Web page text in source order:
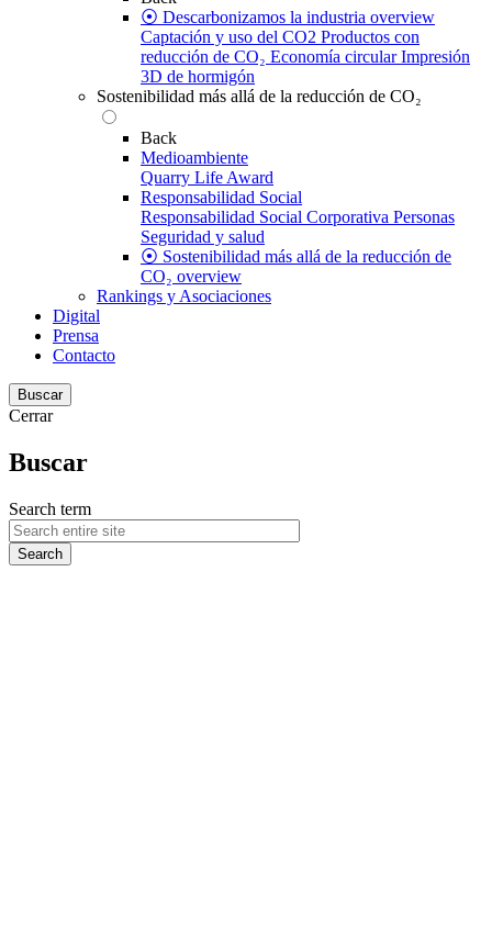
⦿ Descarbonizamos la industria overview
Captación y uso del CO2 Productos con
reducción de CO₂ Economía circular Impresión
3D de hormigón
Sostenibilidad más allá de la reducción de CO₂
Back
Medioambiente
Quarry Life Award
Responsabilidad Social
Responsabilidad Social Corporativa Personas
Seguridad y salud
⦿ Sostenibilidad más allá de la reducción de
CO₂ overview
Rankings y Asociaciones
Digital
Prensa
Contacto
Buscar
Cerrar
Buscar
Search term